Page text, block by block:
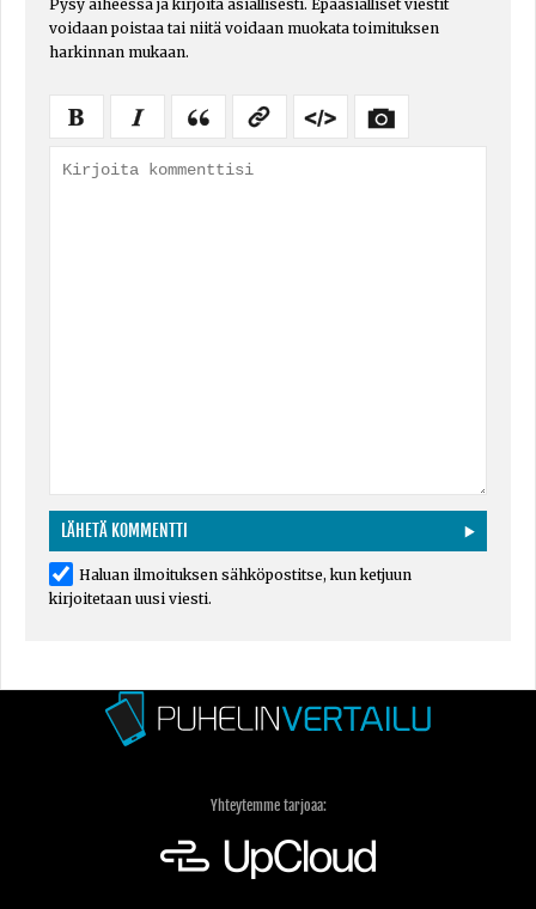
Pysy aiheessa ja kirjoita asiallisesti. Epäasialliset viestit
voidaan poistaa tai niitä voidaan muokata toimituksen
harkinnan mukaan.
Haluan ilmoituksen sähköpostitse, kun ketjuun
kirjoitetaan uusi viesti.
Yhteytemme tarjoaa: